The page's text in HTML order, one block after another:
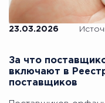
23.03.2026
За что
включают в
поставщиков